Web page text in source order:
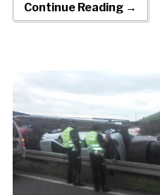
Continue Reading →